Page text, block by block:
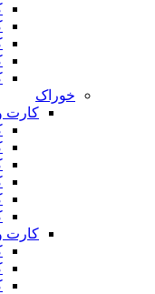
خوراک
کارت
کارت